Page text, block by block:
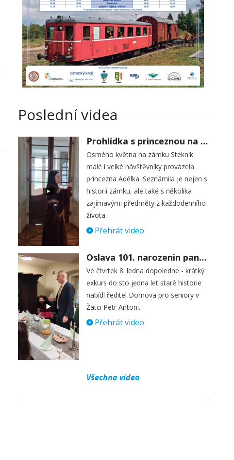
Poslední videa
Prohlídka s princeznou na zámku Stekník
Osmého května na zámku Stekník
malé i velké návštěvníky provázela
princezna Adélka. Seznámila je nejen s
historií zámku, ale také s několika
zajímavými předměty z každodenního
života.
Přehrát video
Oslava 101. narozenin paní Věry Skořepové
Ve čtvrtek 8. ledna dopoledne - krátký
exkurs do sto jedna let staré historie
nabídl ředitel Domova pro seniory v
Žatci Petr Antoni.
Přehrát video
Všechna videa